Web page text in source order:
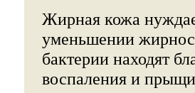
Жирная кожа
уменьшении
бактерии находят
воспаления и